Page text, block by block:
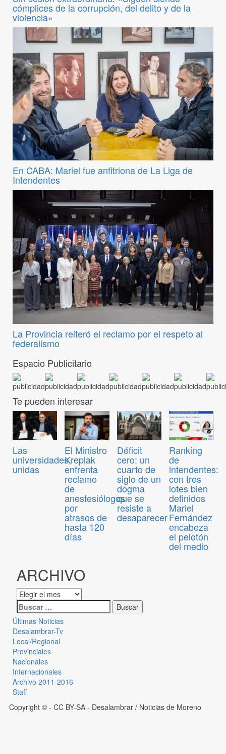
cómplices de la corrupción, del delito y de la
violencia»
En CABA: Mariel fue anfitriona de La Liga de
Intendentes
La Provincia reiteró el reclamo por el respeto al
federalismo
Espacio Publicitario
Te pueden interesar
Las
universidades,
unidas
El Ministro
Kreplak
enfrenta
reclamo
de
anestesiólogos
por
atrasos de
hasta 120
días
Déficit
cero: un
cuarto de
siglo de un
dogma
que se
resiste a
desaparecer
Ranking
de
intendentes:
con tres
lotes bien
definidos
Mariel
Fernández
encabeza
el pelotón
del medio
ARCHIVO
Últimas Noticias
Desalambrar-Tv
Local/Regional
Provinciales
Nacionales
Internacionales
Archivo 2011-2016
Staff
Copyright © - CC BY-SA - Desalambrar / Noticias de Moreno